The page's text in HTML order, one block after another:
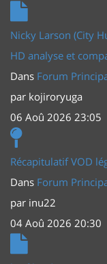
Nicky Larson (City
HD analyse et
Dans Forum
par kojiroryuga
06 Aoû 2026 23:05
Récapitulatif VOD
Dans Forum
par inu22
04 Aoû 2026 20:30